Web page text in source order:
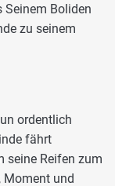
Seinem Boliden
zu seinem
ordentlich
fährt
seine Reifen zum
Moment und